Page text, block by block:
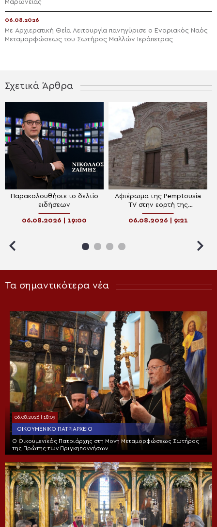
Μαρωνείας
06.08.2026
Με Αρχιερατική Θεία Λειτουργία πανηγύρισε ο Ενοριακός Ναός
Μεταμορφώσεως του Σωτήρος Μαλλών Ιεράπετρας
Σχετικά Άρθρα
Παρακολουθήστε το δελτίο
ειδήσεων
06.08.2026 | 19:00
Αφιέρωμα της Pemptousia
TV στην εορτή της
Μεταμορφώσεως του
Σωτήρος
06.08.2026 | 9:21
Τα σημαντικότερα νέα
06.08.2026 | 18:09
ΟΙΚΟΥΜΕΝΙΚΌ ΠΑΤΡΙΑΡΧΕΊΟ
Ο Οικουμενικός Πατριάρχης στη Μονή Μεταμορφώσεως Σωτήρος
της Πρώτης των Πριγκηποννήσων